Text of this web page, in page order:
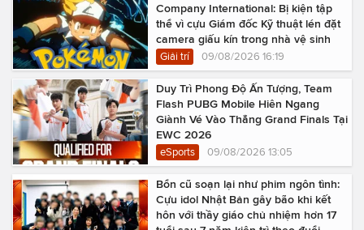
Company International: Bị kiện tập
thể vì cựu Giám đốc Kỹ thuật lén đặt
camera giấu kín trong nhà vệ sinh
Giải trí 09/08/2026 16:19
Duy Trì Phong Độ Ấn Tượng, Team
Flash PUBG Mobile Hiên Ngang
Giành Vé Vào Thẳng Grand Finals Tại
EWC 2026
eSports 09/08/2026 13:05
Bổn cũ soạn lại như phim ngôn tình:
Cựu idol Nhật Bản gây bão khi kết
hôn với thầy giáo chủ nhiệm hơn 17